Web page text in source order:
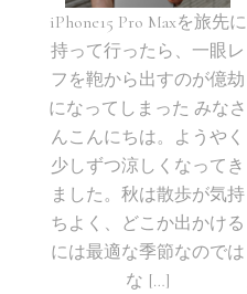
iPhone15 Pro Maxを旅先に
持って行ったら、一眼レ
フを鞄から出すのが億劫
になってしまった みなさ
んこんにちは。ようやく
少しずつ涼しくなってき
ました。秋は散歩が気持
ちよく、どこか出かける
には最適な季節なのでは
な […]